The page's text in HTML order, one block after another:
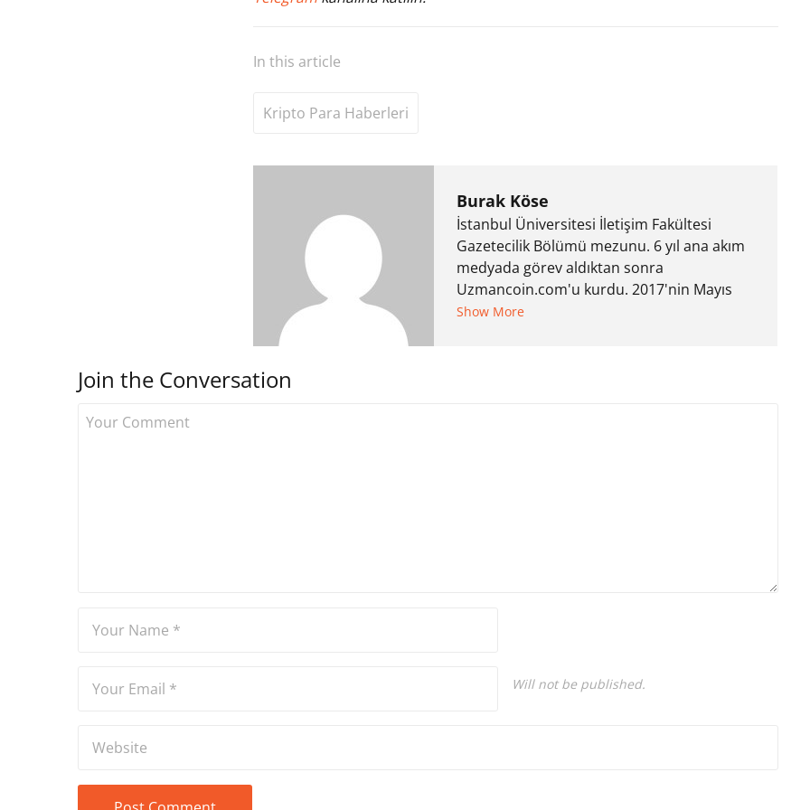
In this article
Kripto Para Haberleri
Burak Köse
İstanbul Üniversitesi İletişim Fakültesi
Gazetecilik Bölümü mezunu. 6 yıl ana akım
medyada görev aldıktan sonra
Uzmancoin.com'u kurdu. 2017'nin Mayıs
ayından bu yana bilfiil kripto para
Show More
Join the Conversation
Will not be published.